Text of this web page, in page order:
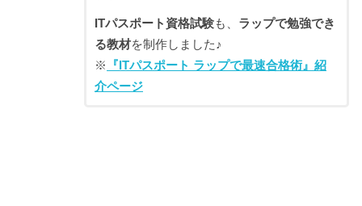
ITパスポート資格試験も、 ラップで勉強でき
る教材を制作しました♪
※
『ITパスポート ラップで最速合格術』紹
介ページ